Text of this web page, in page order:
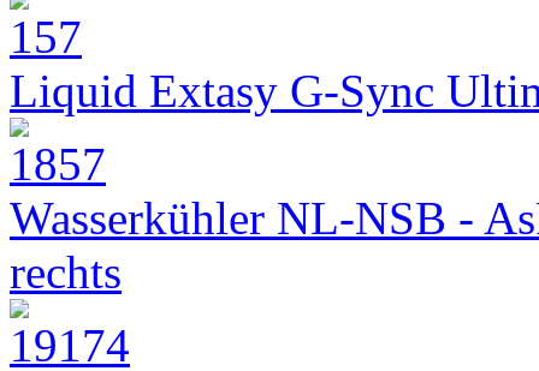
Liquid Extasy G-Sync
Wasserkühler NL-NSB -
rechts